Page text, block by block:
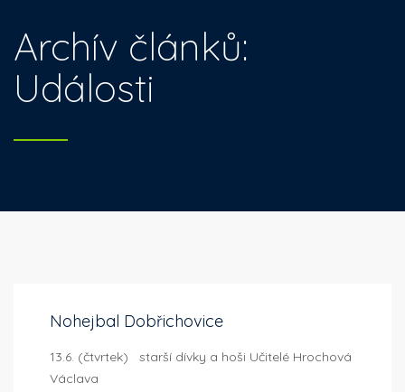
Archív článků:
Události
Nohejbal Dobřichovice
13.6. (čtvrtek) starší dívky a hoši Učitelé Hrochová
Václava